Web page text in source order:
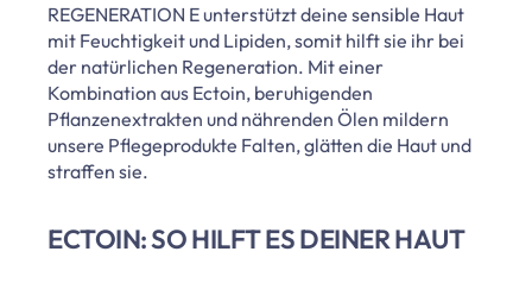
REGENERATION E unterstützt deine sensible Haut
mit Feuchtigkeit und Lipiden, somit hilft sie ihr bei
der natürlichen Regeneration. Mit einer
Kombination aus Ectoin, beruhigenden
Pflanzenextrakten und nährenden Ölen mildern
unsere Pflegeprodukte Falten, glätten die Haut und
straffen sie.
ECTOIN: SO HILFT ES DEINER HAUT